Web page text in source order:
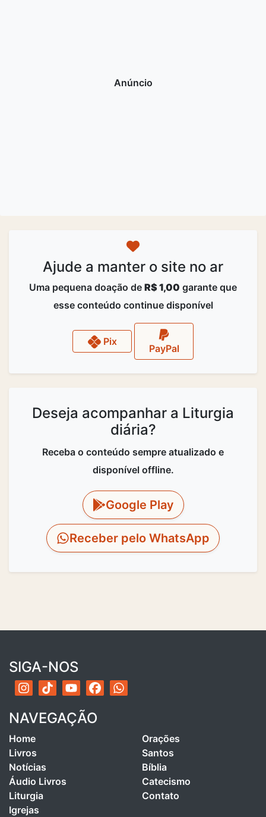
Ajude a manter o site no ar
Uma pequena doação de R$ 1,00 garante que
esse conteúdo continue disponível
Pix
PayPal
Deseja acompanhar a Liturgia
diária?
Receba o conteúdo sempre atualizado e
disponível offline.
Google Play
Receber pelo WhatsApp
SIGA-NOS
NAVEGAÇÃO
Home
Livros
Notícias
Áudio Livros
Liturgia
Igrejas
Orações
Santos
Bíblia
Catecismo
Contato